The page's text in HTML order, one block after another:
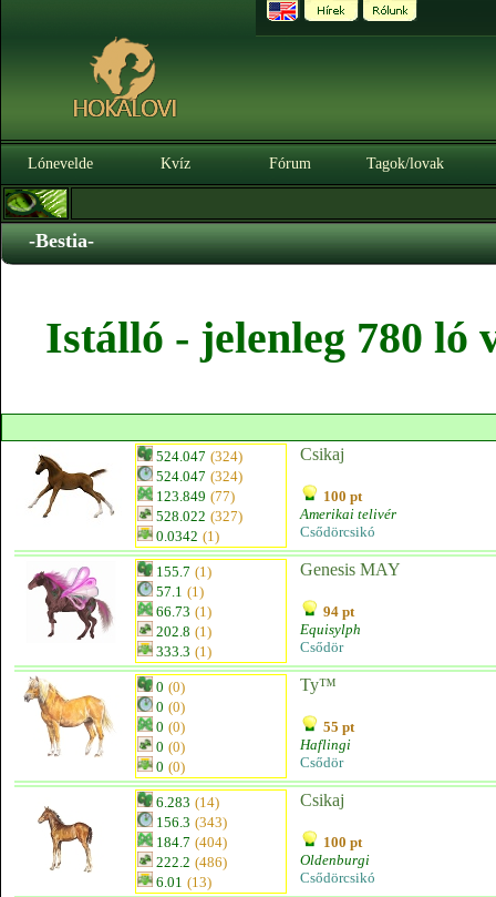
Lónevelde Kvíz Fórum Tagok/lovak
-Bestia-
Istálló - jelenleg 780 ló
524.047 (324)
524.047 (324)
123.849 (77)
528.022 (327)
0.0342 (1)
Csikaj
100 pt
Amerikai telivér
Csődörcsikó
155.7 (1)
57.1 (1)
66.73 (1)
202.8 (1)
333.3 (1)
Genesis MAY
94 pt
Equisylph
Csődör
0 (0)
0 (0)
0 (0)
0 (0)
0 (0)
Ty™
55 pt
Haflingi
Csődör
6.283 (14)
156.3 (343)
184.7 (404)
222.2 (486)
6.01 (13)
Csikaj
100 pt
Oldenburgi
Csődörcsikó